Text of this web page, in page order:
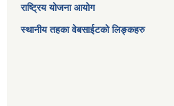
राष्ट्रिय योजना आयोग
स्थानीय तहका वेबसाईटको लिङ्कहरु